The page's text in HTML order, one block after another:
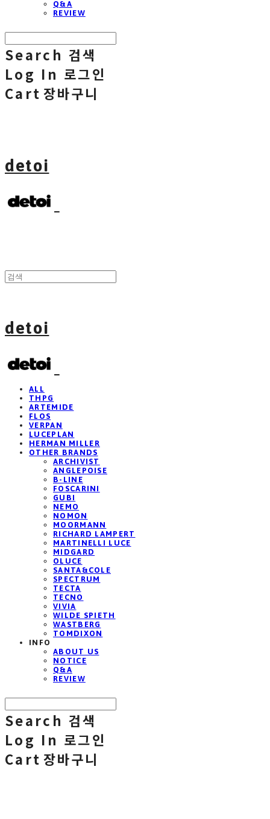
Q&A
REVIEW
Search 검색
Log In 로그인
Cart 장바구니
detoi
detoi
ALL
THPG
ARTEMIDE
FLOS
VERPAN
LUCEPLAN
HERMAN MILLER
OTHER BRANDS
ARCHIVIST
ANGLEPOISE
B-LINE
FOSCARINI
GUBI
NEMO
NOMON
MOORMANN
RICHARD LAMPERT
MARTINELLI LUCE
MIDGARD
OLUCE
SANTA&COLE
SPECTRUM
TECTA
TECNO
VIVIA
WILDE SPIETH
WASTBERG
TOMDIXON
INFO
ABOUT US
NOTICE
Q&A
REVIEW
Search 검색
Log In 로그인
Cart 장바구니